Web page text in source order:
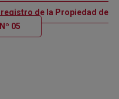
de la Propiedad de
05 Ventana nueva